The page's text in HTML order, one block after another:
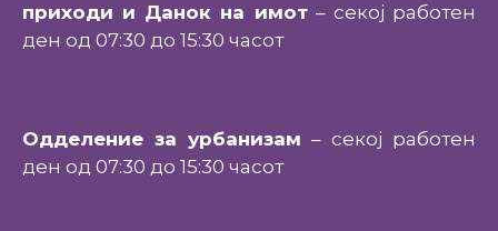
приходи и Данок на имот– секој работен
ден од 07:30 до 15:30 часот
Одделение за урбанизам – секој работен
ден од 07:30 до 15:30 часот